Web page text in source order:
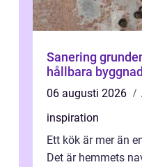
Sanering grunden för säkra och
hållbara
06 augusti 2026
inspiration
Ett kök är mer än
Det är hemmets